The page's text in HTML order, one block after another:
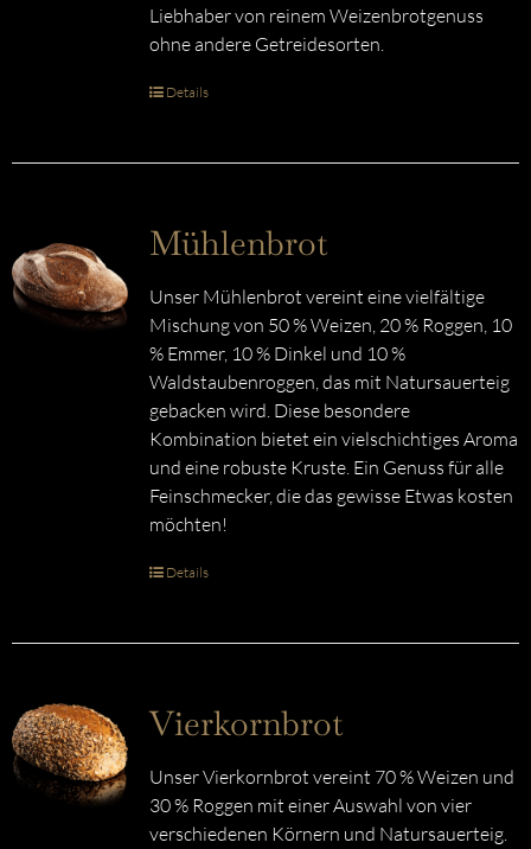
Liebhaber von reinem Weizenbrotgenuss
ohne andere Getreidesorten.
Details
Mühlenbrot
Unser Mühlenbrot vereint eine vielfältige
Mischung von 50 % Weizen, 20 % Roggen, 10
% Emmer, 10 % Dinkel und 10 %
Waldstaubenroggen, das mit Natursauerteig
gebacken wird. Diese besondere
Kombination bietet ein vielschichtiges Aroma
und eine robuste Kruste. Ein Genuss für alle
Feinschmecker, die das gewisse Etwas kosten
möchten!
Details
Vierkornbrot
Unser Vierkornbrot vereint 70 % Weizen und
30 % Roggen mit einer Auswahl von vier
verschiedenen Körnern und Natursauerteig.